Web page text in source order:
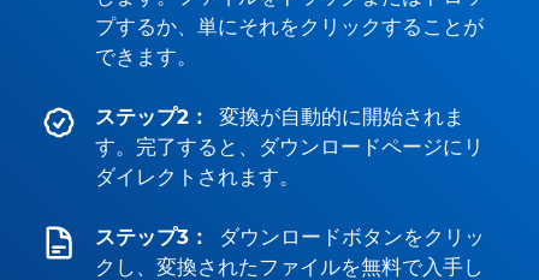
プするか、単にそれをクリックすることが
できます。
ステップ2：
変換が自動的に開始されま
す。完了すると、ダウンロードページにリ
ダイレクトされます。
ステップ3：
ダウンロードボタンをクリッ
クし、変換されたファイルを無料で入手し